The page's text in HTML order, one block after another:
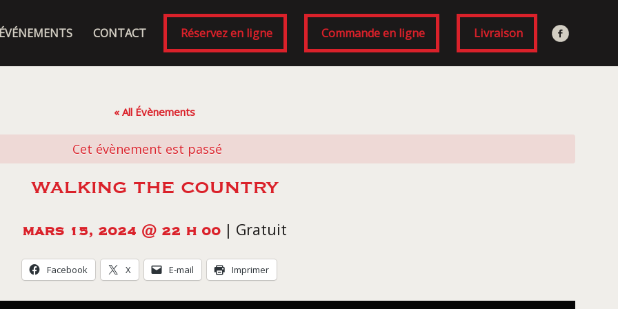
ÉVÉNEMENTS CONTACT Réservez en ligne Commande en ligne Livraison
« All Évènements
Cet évènement est passé
WALKING THE COUNTRY
MARS 15, 2024 @ 22 H 00 | Gratuit
Facebook X E-mail Imprimer